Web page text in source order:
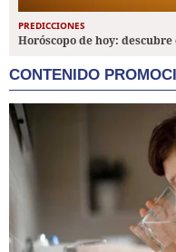
PREDICCIONES
Horóscopo de hoy:
CONTENIDO